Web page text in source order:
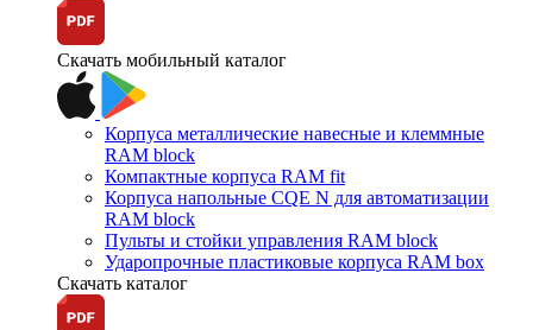
Скачать мобильный каталог
Корпуса металлические навесные и клеммные
RAM block
Компактные корпуса RAM fit
Корпуса напольные CQE N для автоматизации
RAM block
Пульты и стойки управления RAM block
Ударопрочные пластиковые корпуса RAM box
Скачать каталог